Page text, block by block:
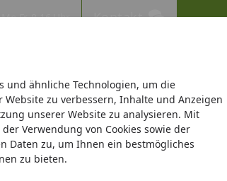
und ähnliche Technologien, um die
zu verbessern, Inhalte und Anzeigen
unserer Website zu analysieren. Mit
Verwendung von Cookies sowie der
Daten zu, um Ihnen ein bestmögliches
zu bieten.
Mo-Fr. 8-16 Uhr Kontakt
Zubehör Hochbeete/Frühbeete
Vitavia Pflanzentopfhalter